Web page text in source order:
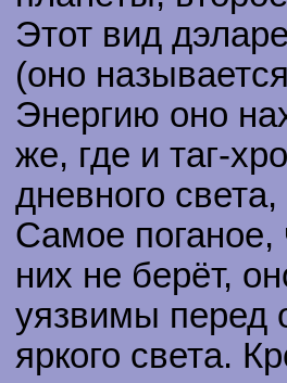
Этот вид
(оно
Энергию оно
же, где и таг-
дневного
Самое поганое,
них не берёт,
уязвимы перед
яркого света.